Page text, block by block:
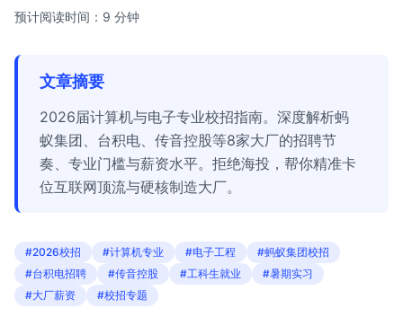
预计阅读时间：9 分钟
文章摘要
2026届计算机与电子专业校招指南。深度解析蚂
蚁集团、台积电、传音控股等8家大厂的招聘节
奏、专业门槛与薪资水平。拒绝海投，帮你精准卡
位互联网顶流与硬核制造大厂。
#2026校招 #计算机专业 #电子工程
#蚂蚁集团校招
#台积电招聘
#传音控股 #工科生就业
#暑期实习
#大厂薪资
#校招专题